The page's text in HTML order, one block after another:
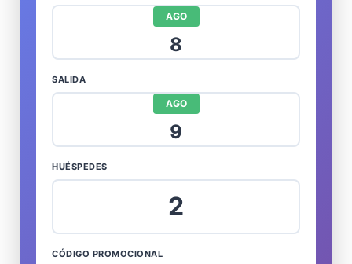
AGO
8
SALIDA
AGO
9
HUÉSPEDES
2
CÓDIGO PROMOCIONAL